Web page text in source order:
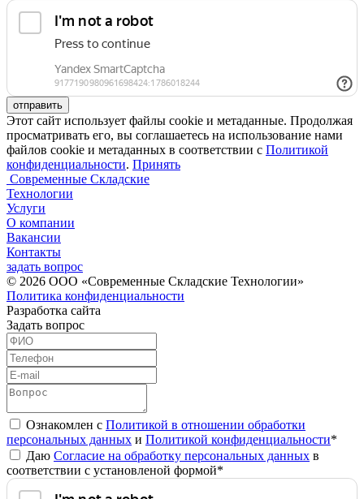
отправить
Этот сайт использует файлы cookie и метаданные. Продолжая
просматривать его, вы соглашаетесь на использование нами
файлов cookie и метаданных в соответствии с Политикой
конфиденциальности. Принять
Современные Складские
Технологии
Услуги
О компании
Вакансии
Контакты
задать вопрос
© 2026 ООО «Современные Складские Технологии»
Политика конфиденциальности
Разработка сайта
Задать вопрос
Ознакомлен с Политикой в отношении обработки
персональных данных и Политикой конфиденциальности*
Даю Согласие на обработку персональных данных в
соответствии с установленой формой*